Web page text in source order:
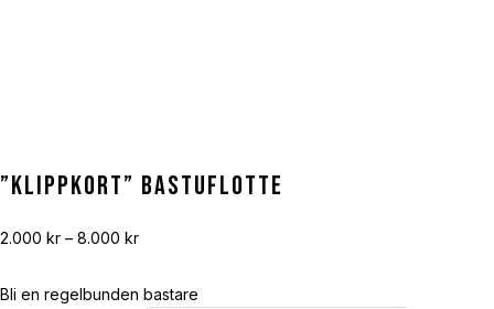
”Klippkort” bastuflotte
2.000 kr – 8.000 krPrice
2.000 kr
Bli en regelbunden bastare